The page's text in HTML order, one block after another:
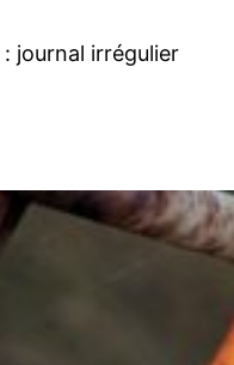
: journal irrégulier